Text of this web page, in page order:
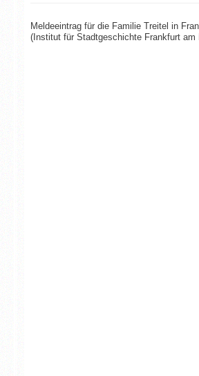
Meldeeintrag für die Familie Treitel in
(Institut für Stadtgeschichte Frankfurt am